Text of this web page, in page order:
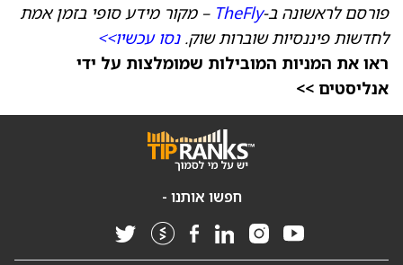
פורסם לראשונה ב-TheFly – מקור מידע סופי בזמן אמת
לחדשות פיננסיות שוברות שוק.נסו עכשיו>>
ראו את המניות המובילות שמומלצות על ידי
אנליסטים >>
חפשו אותנו -